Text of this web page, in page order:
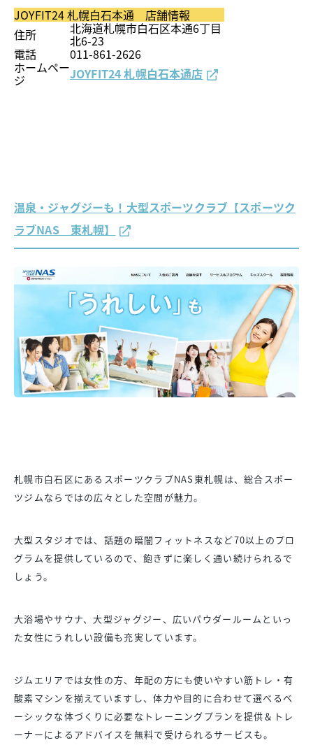
JOYFIT24 札幌白石本通 店舗情報
住所
北海道札幌市白石区本通6丁目
北6-23
電話 011-861-2626
ホームペー
ジ JOYFIT24 札幌白石本通店
温泉・ジャグジーも！大型スポーツクラブ【スポーツク
ラブNAS 東札幌】
札幌市白石区にあるスポーツクラブNAS東札幌は、総合スポー
ツジムならではの広々とした空間が魅力。
大型スタジオでは、話題の暗闇フィットネスなど70以上のプロ
グラムを提供しているので、飽きずに楽しく通い続けられるで
しょう。
大浴場やサウナ、大型ジャグジー、広いパウダールームといっ
た女性にうれしい設備も充実しています。
ジムエリアでは女性の方、年配の方にも使いやすい筋トレ・有
酸素マシンを揃えていますし、体力や目的に合わせて選べるベ
ーシックな体づくりに必要なトレーニングプランを提供＆トレ
ーナーによるアドバイスを無料で受けられるサービスも。